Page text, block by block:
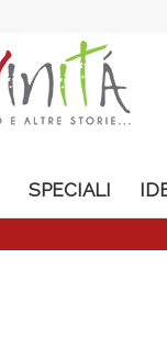
SPECIALI